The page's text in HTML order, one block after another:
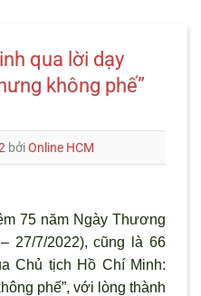
qua lời dạy
không phế”
bởiOnline HCM
75 năm Ngày Thương
27/7/2022), cũng là 66
Chủ tịch Hồ Chí Minh:
phế”, với lòng thành